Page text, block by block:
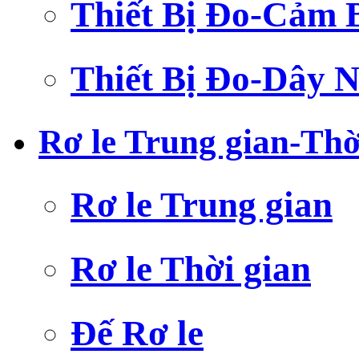
Thiết Bị Đo-Cảm
Thiết Bị Đo-Dây
Rơ le Trung gian-
Rơ le Trung gian
Rơ le Thời gian
Đế Rơ le